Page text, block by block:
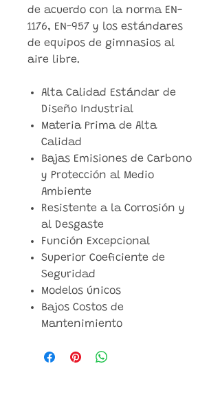
de acuerdo con la norma EN-
1176, EN-957 y los estándares
de equipos de gimnasios al
aire libre.
Alta Calidad Estándar de
Diseño Industrial
Materia Prima de Alta
Calidad
Bajas Emisiones de Carbono
y Protección al Medio
Ambiente
Resistente a la Corrosión y
al Desgaste
Función Excepcional
Superior Coeficiente de
Seguridad
Modelos únicos
Bajos Costos de
Mantenimiento